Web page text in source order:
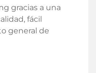
gracias a una
fácil
general de